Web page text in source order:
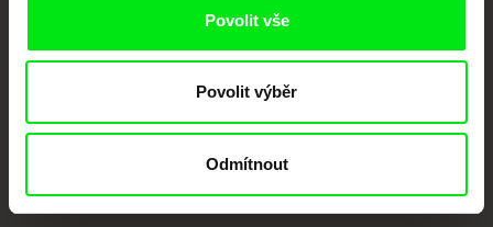
Povolit vše
Povolit výběr
Odmítnout
Vaše online
dokumentární kino
Nové festivalové filmy
každý týden